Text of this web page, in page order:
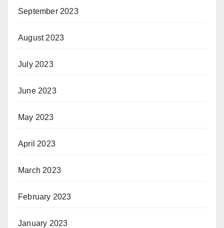
September 2023
August 2023
July 2023
June 2023
May 2023
April 2023
March 2023
February 2023
January 2023